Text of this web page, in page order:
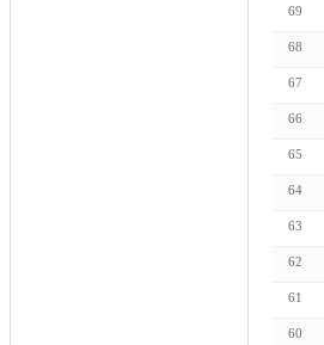
69
68
67
66
65
64
63
62
61
60